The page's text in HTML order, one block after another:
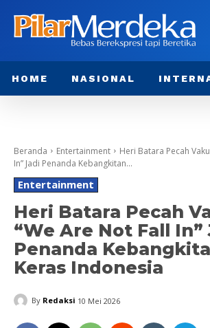
HOME NASIONAL
Beranda Entertainment
Heri Batara Pecah
In” Jadi Penanda Kebangkitan...
Entertainment
Heri Batara Pecah
“We Are Not Fall In”
Penanda
Keras Indonesia
By Redaksi 10 Mei 2026